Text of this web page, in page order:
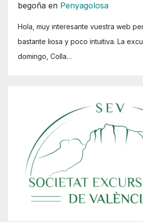
begoña en Penyagolosa
Hola, muy interesante vuestra web
bastante liosa y poco intuitiva. La
domingo, Colla…